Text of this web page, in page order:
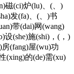
磁(ci)炉(lu)、(、)
发(fa)、(、)书
带(dai)网(wang)
设(she)施(shi)，(，)
房(fang)屋(wu)功
(xing)的(de)需(xu)